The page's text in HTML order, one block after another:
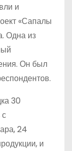
и
«Сапалы
Одна из
Он был
30
24
и